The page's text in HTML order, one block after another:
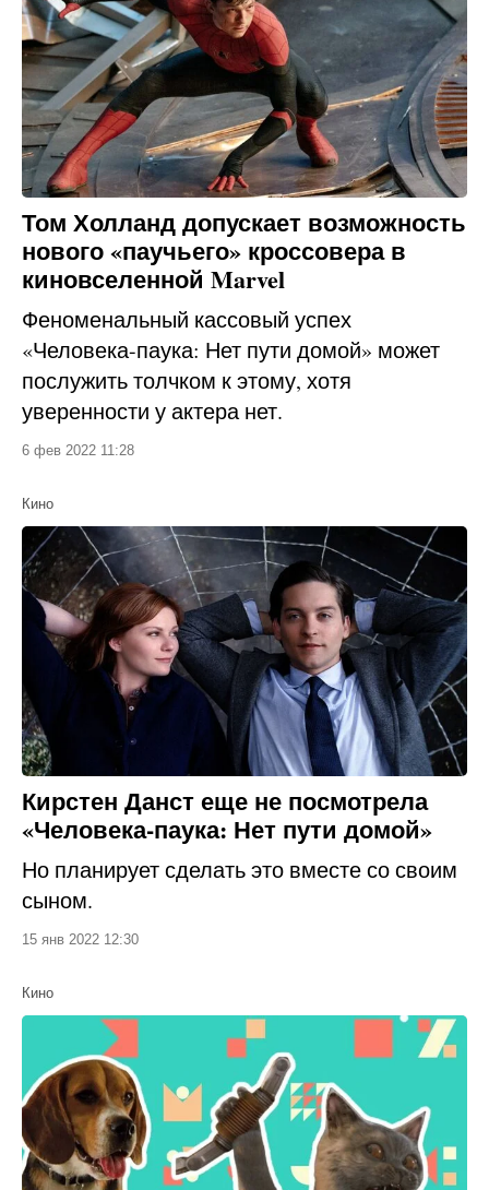
Том Холланд допускает возможность
нового «паучьего» кроссовера в
киновселенной Marvel
Феноменальный кассовый успех
«Человека-паука: Нет пути домой» может
послужить толчком к этому, хотя
уверенности у актера нет.
6 фев 2022 11:28
Кино
Кирстен Данст еще не посмотрела
«Человека-паука: Нет пути домой»
Но планирует сделать это вместе со своим
сыном.
15 янв 2022 12:30
Кино